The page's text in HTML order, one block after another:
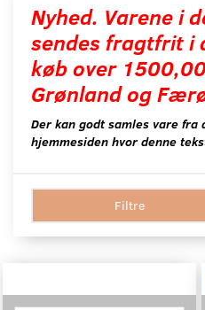
Nyhed. Varene i
sendes fragtfrit i
køb over
Grønland og
Der kan godt samles vare fra
hjemmesiden hvor denne
Filtre